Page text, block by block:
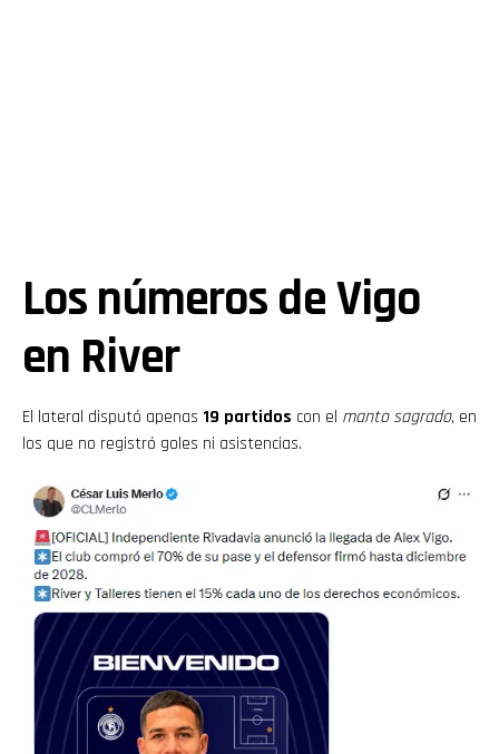
Los números de Vigo
en River
El lateral disputó apenas 19 partidos con el manto sagrado, en
los que no registró goles ni asistencias.